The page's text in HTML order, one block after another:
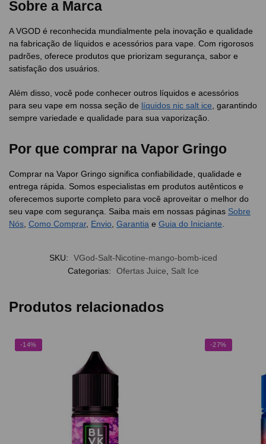
Sobre a Marca
A VGOD é reconhecida mundialmente pela inovação e qualidade
na fabricação de líquidos e acessórios para vape. Com rigorosos
padrões, oferece produtos que priorizam segurança, sabor e
satisfação dos usuários.
Além disso, você pode conhecer outros líquidos e acessórios
para seu vape em nossa seção de líquidos nic salt ice , garantindo
sempre variedade e qualidade para sua vaporização.
Por que comprar na Vapor Gringo
Comprar na Vapor Gringo significa confiabilidade, qualidade e
entrega rápida. Somos especialistas em produtos autênticos e
oferecemos suporte completo para você aproveitar o melhor do
seu vape com segurança. Saiba mais em nossas páginas Sobre
Nós Como Comprar, Envio Garantia e Guia do Iniciante
SKU:
VGod-Salt-Nicotine-mango-bomb-iced
Categorias:
Ofertas Juice Salt Ice
Produtos relacionados
-14% -27%